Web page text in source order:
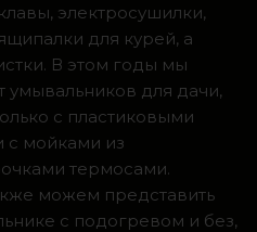
электросушилки,
для курей, а
В этом годы мы
для дачи,
с пластиковыми
с мойками из
термосами.
можем представить
с подогревом и без,